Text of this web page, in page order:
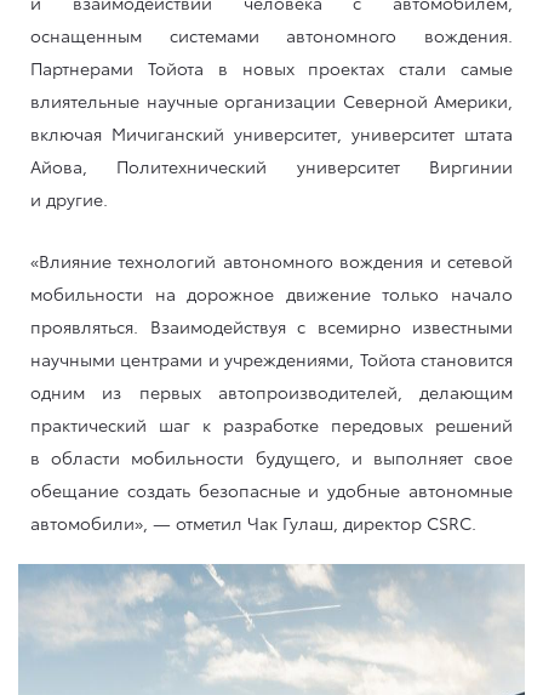
оснащенным системами автономного вождения.
Партнерами Тойота в новых проектах стали самые
влиятельные научные организации Северной Америки,
включая Мичиганский университет, университет штата
Айова, Политехнический университет Виргинии
и другие.
«Влияние технологий автономного вождения и сетевой
мобильности на дорожное движение только начало
проявляться. Взаимодействуя с всемирно известными
научными центрами и учреждениями, Тойота становится
одним из первых автопроизводителей, делающим
практический шаг к разработке передовых решений
в области мобильности будущего, и выполняет свое
обещание создать безопасные и удобные автономные
автомобили», — отметил Чак Гулаш, директор CSRC.